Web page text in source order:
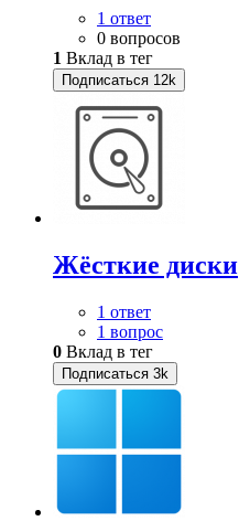
1 ответ
0 вопросов
1 Вклад в тег
Подписаться 12k
Жёсткие диски
1 ответ
1 вопрос
0 Вклад в тег
Подписаться 3k